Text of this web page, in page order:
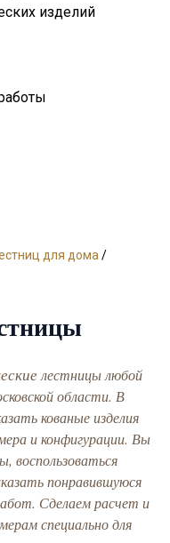
изделий
для дома /
лестницы любой
области. В
кованые изделия
и конфигурации. Вы
воспользоваться
понравившуюся
Сделаем расчет и
специально для